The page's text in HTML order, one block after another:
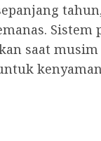
Sistem
saat